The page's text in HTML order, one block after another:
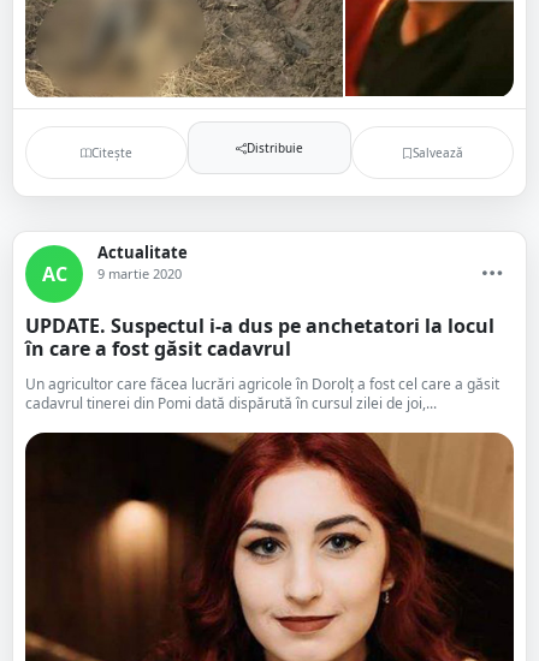
Citește Distribuie Salvează
AC
Actualitate
9 martie 2020
UPDATE. Suspectul i-a dus pe anchetatori la locul
în care a fost găsit cadavrul
Un agricultor care făcea lucrări agricole în Dorolț a fost cel care a găsit
cadavrul tinerei din Pomi dată dispărută în cursul zilei de joi,...